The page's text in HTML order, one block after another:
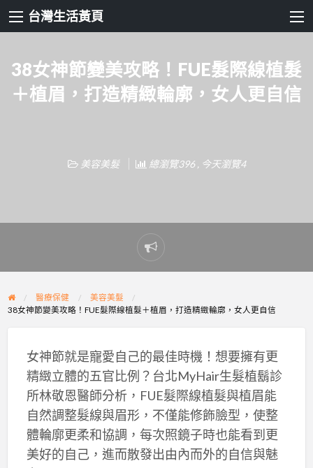
台灣生活黃頁
38女神節變美攻略！FUE髮際線植髮
＋植眉，打造精緻輪廓，女人更自信
美容美髮 總瀏覽396 , 今天瀏覽4
Report
problem
醫療保健
美容美髮
38女神節變美攻略！FUE髮際線植髮＋植眉，打造精緻輪廓，女人更自信
女神節就是寵愛自己的最佳時機！想要擁有更
精緻立體的五官比例？台北MyHair生髮植鬍診
所林敬恩醫師分析，FUE髮際線植髮與植眉能
自然調整髮線與眉形，不僅能修飾臉型，使整
體輪廓更柔和協調，每次照鏡子時也能看到更
美好的自己，進而散發出由內而外的自信與魅